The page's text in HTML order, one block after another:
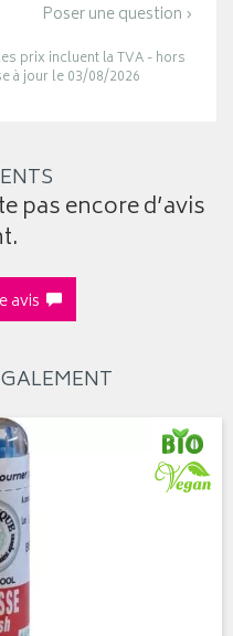
Poser une question ›
prix incluent la TVA - hors
à jour le 03/08/2026
pas encore d’avis
avis